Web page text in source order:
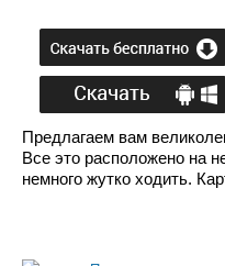
Предлагаем вам
Все это расположено на
немного жутко ходить.